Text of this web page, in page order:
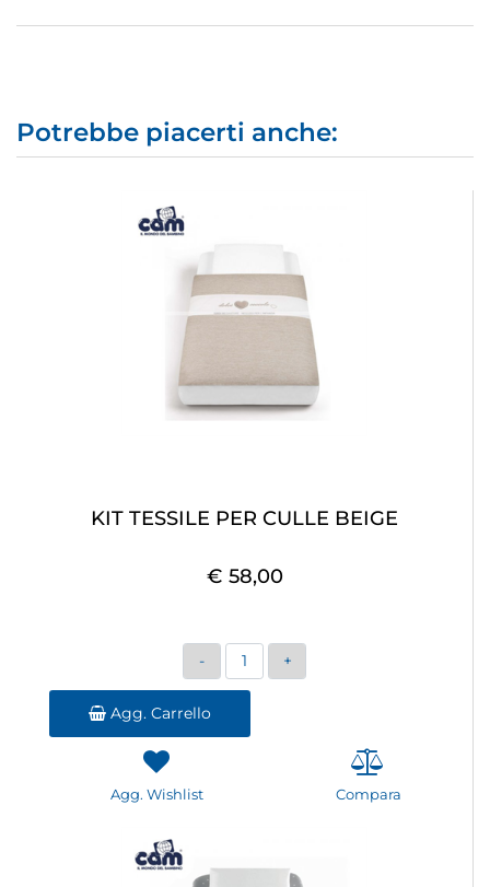
Potrebbe piacerti anche:
KIT TESSILE PER CULLE BEIGE
€ 58,00
Quantità
Agg. Carrello
Agg. Wishlist Compara